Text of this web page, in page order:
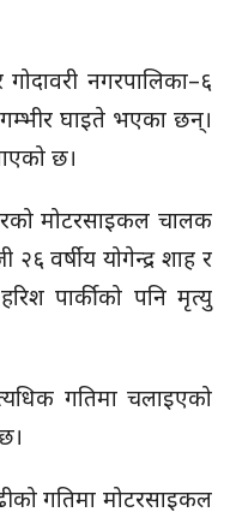
नगरपालिका–६
घाइते भएका छन्।
छ।
मोटरसाइकल चालक
वर्षीय योगेन्द्र शाह र
पार्कीको पनि मृत्यु
गतिमा चलाइएको
गतिमा मोटरसाइकल